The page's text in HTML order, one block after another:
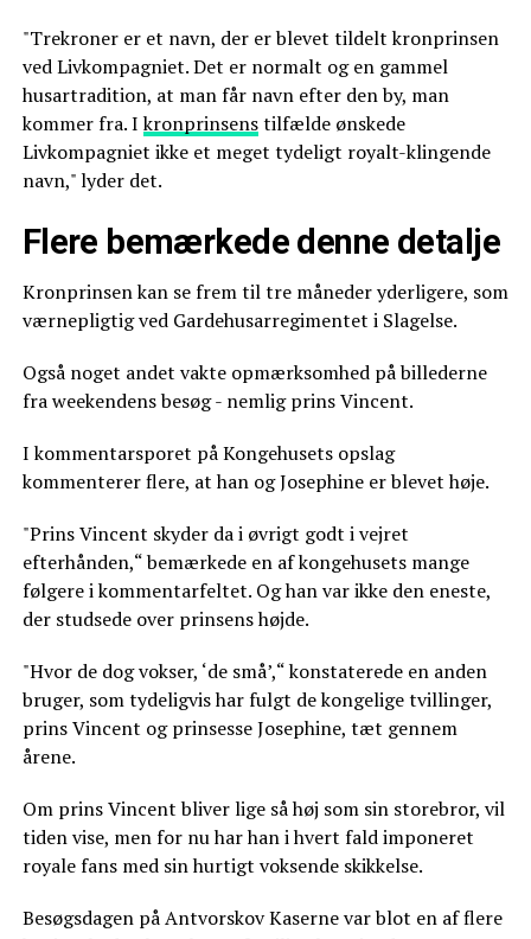
"Trekroner er et navn, der er blevet tildelt kronprinsen
ved Livkompagniet. Det er normalt og en gammel
husartradition, at man får navn efter den by, man
kommer fra. Ikronprinsenstilfælde ønskede
Livkompagniet ikke et meget tydeligt royalt-klingende
navn," lyder det.
Flere bemærkede denne detalje
Kronprinsen kan se frem til tre måneder yderligere, som
værnepligtig ved Gardehusarregimentet i Slagelse.
Også noget andet vakte opmærksomhed på billederne
fra weekendens besøg - nemlig prins Vincent.
I kommentarsporet på Kongehusets opslag
kommenterer flere, at han og Josephine er blevet høje.
"Prins Vincent skyder da i øvrigt godt i vejret
efterhånden,“ bemærkede en af kongehusets mange
følgere i kommentarfeltet. Og han var ikke den eneste,
der studsede over prinsens højde.
"Hvor de dog vokser, ‘de små’,“ konstaterede en anden
bruger, som tydeligvis har fulgt de kongelige tvillinger,
prins Vincent og prinsesse Josephine, tæt gennem
årene.
Om prins Vincent bliver lige så høj som sin storebror, vil
tiden vise, men for nu har han i hvert fald imponeret
royale fans med sin hurtigt voksende skikkelse.
Besøgsdagen på Antvorskov Kaserne var blot en af flere